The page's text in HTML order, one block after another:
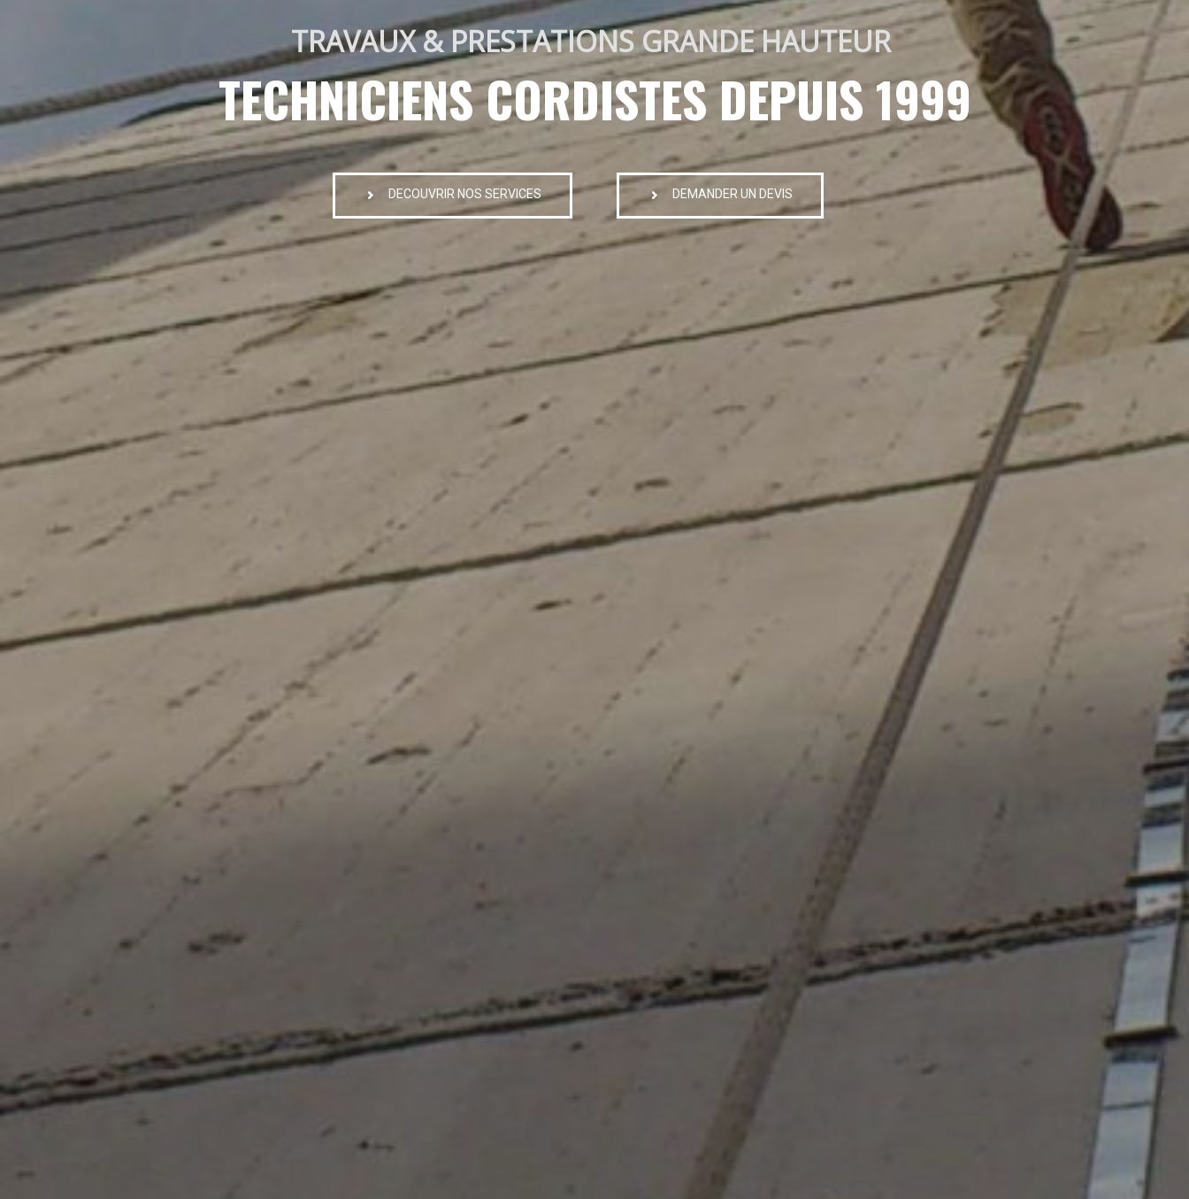
TRAVAUX & PRESTATIONS GRANDE HAUTEUR
TECHNICIENS CORDISTES DEPUIS 1999
DECOUVRIR NOS SERVICES DEMANDER UN DEVIS